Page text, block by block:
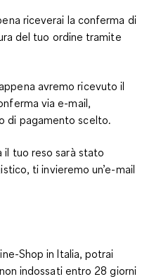
riceverai la conferma di
del tuo ordine tramite
avremo ricevuto il
via e-mail,
di pagamento scelto.
il tuo reso sarà stato
ti invieremo un’e-mail
Shop in Italia, potrai
indossati entro 28 giorni